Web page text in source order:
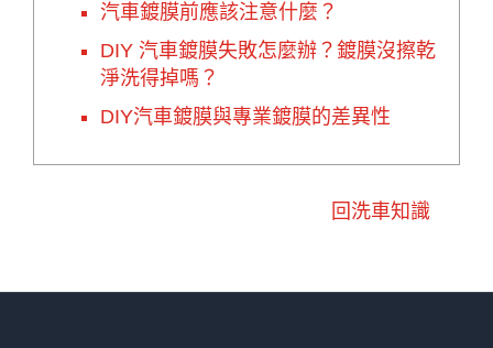
汽車鍍膜前應該注意什麼？
DIY 汽車鍍膜失敗怎麼辦？鍍膜沒擦乾
淨洗得掉嗎？
DIY汽車鍍膜與專業鍍膜的差異性
回洗車知識